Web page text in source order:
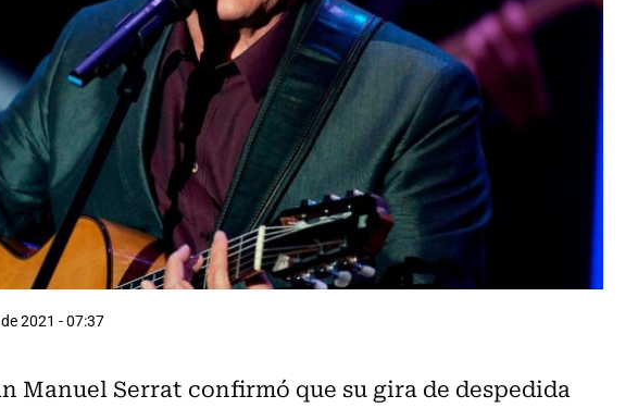
2021 - 07:37
Manuel Serrat confirmó que su gira de despedida